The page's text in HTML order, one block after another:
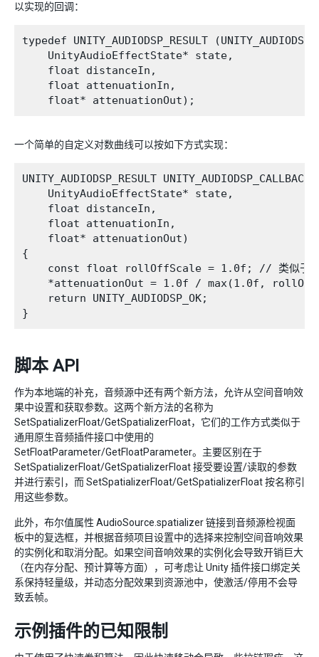
以实现的回调：
typedef UNITY_AUDIODSP_RESULT
    UnityAudioEffectState* state,
    float distanceIn,
    float attenuationIn,
一个简单的自定义对数曲线可以按如下方式实现：
UNITY_AUDIODSP_RESULT
    UnityAudioEffectState* state,
    float distanceIn,
    float attenuationIn,
    float* attenuationOut)
{
const float rollOffScale = 1.0f; // 类似于音
*attenuationOut = 1.0f / max(1.0f,
    return UNITY_AUDIODSP_OK;
脚本 API
作为本地端的补充，音频源中还有两个新方法，允许从空间音响效
果中设置和获取参数。这两个新方法的名称为
SetSpatializerFloat/GetSpatializerFloat，它们的工作方式类似于
通用原生音频插件接口中使用的
SetFloatParameter/GetFloatParameter。主要区别在于
SetSpatializerFloat/GetSpatializerFloat 接受要设置/读取的参数
并进行索引，而 SetSpatializerFloat/GetSpatializerFloat 按名称引
用这些参数。
此外，布尔值属性 AudioSource.spatializer 链接到音频源检视面
板中的复选框，并根据音频项目设置中的选择来控制空间音响效果
的实例化和取消分配。如果空间音响效果的实例化会导致开销巨大
（在内存分配、预计算等方面），可考虑让 Unity 插件接口绑定关
系保持轻量级，并动态分配效果到资源池中，使激活/停用不会导
致丢帧。
示例插件的已知限制